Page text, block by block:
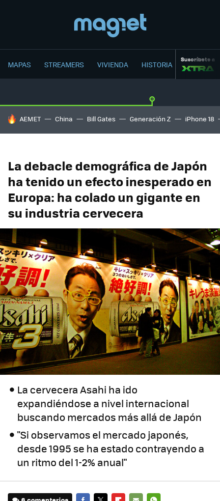
MAPAS STREAMERS VIVIENDA HISTORIA Suscríbete a
HOY SE HABLA DE
AEMET China Bill Gates Generación Z iPhone 18
La debacle demográfica de Japón
ha tenido un efecto inesperado en
Europa: ha colado un gigante en
su industria cervecera
La cervecera Asahi ha ido
expandiéndose a nivel internacional
buscando mercados más allá de Japón
"Si observamos el mercado japonés,
desde 1995 se ha estado contrayendo a
un ritmo del 1-2% anual"